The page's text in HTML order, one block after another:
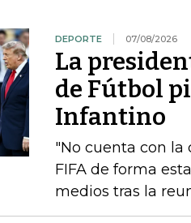
DEPORTE 07/08/2026
La
de Fútbol
Infantino
"No cuenta con
FIFA de forma
medios tras la